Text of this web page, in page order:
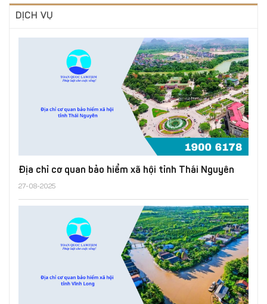
DỊCH VỤ
Địa chỉ cơ quan bảo hiểm xã hội tỉnh Thái Nguyên
27-08-2025